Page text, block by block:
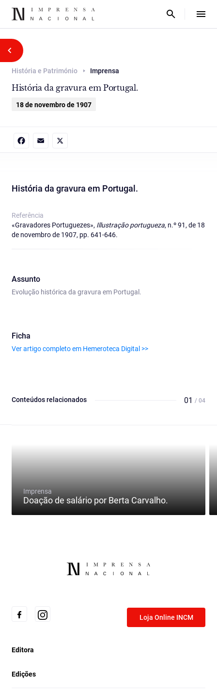
História e Património Imprensa
História da gravura em Portugal.
18 de novembro de 1907
História da gravura em Portugal.
Referência
«Gravadores Portuguezes», Illustração portugueza, n.º 91, de 18
de novembro de 1907, pp. 641-646.
Assunto
Evolução histórica da gravura em Portugal.
Ficha
Ver artigo completo em Hemeroteca Digital >>
Conteúdos relacionados 01 / 04
Imprensa
Doação de salário por Berta Carvalho.
Loja Online INCM
Editora
Edições